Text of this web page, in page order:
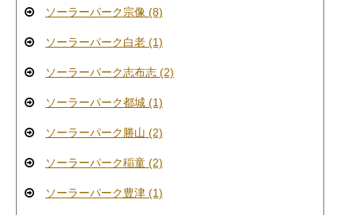
ソーラーパーク宗像 (8)
ソーラーパーク白老 (1)
ソーラーパーク志布志 (2)
ソーラーパーク都城 (1)
ソーラーパーク勝山 (2)
ソーラーパーク稲童 (2)
ソーラーパーク豊津 (1)